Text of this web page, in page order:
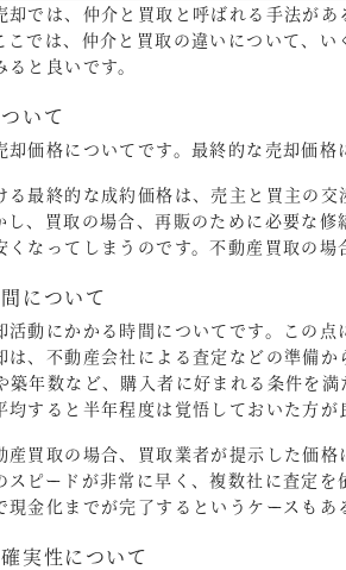
却では、仲介と買取と呼ばれる手法が
こでは、仲介と買取の違いについて、
と良いです。
いて
却価格についてです。最終的な売却価
る最終的な成約価格は、売主と買主の
し、買取の場合、再販のために必要な
くなってしまうのです。不動産買取の
について
活動にかかる時間についてです。この
は、不動産会社による査定などの準備
築年数など、購入者に好まれる条件を
均すると半年程度は覚悟しておいた方が
産買取の場合、買取業者が提示した価
スピードが非常に早く、複数社に査定
現金化までが完了するというケースもあ
実性について